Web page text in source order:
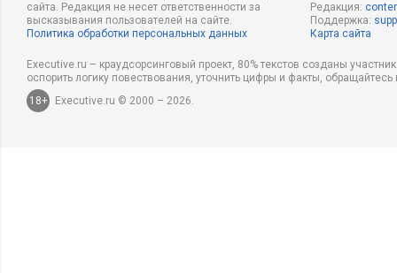
Команда. Здесь уместно процитировать Джима Коллинза,
хорошего к великому»: «Руководители великих компаний не
плыть, чтобы потом подобрать людей под выбранное
удостоверялись, что все нужные люди на борту (а все
потом решали, куда же им плыть».
сайта. Редакция не несет ответственности за
высказывания пользователей на сайте.
Политика обработки персональных данных
Редакция:
Поддержка:
Карта сайта
Executive.ru – краудсорсинговый проект, 80% текстов созданы
оспорить логику повествования, уточнить цифры и факты,
18+
Executive.ru © 2000 – 2026.